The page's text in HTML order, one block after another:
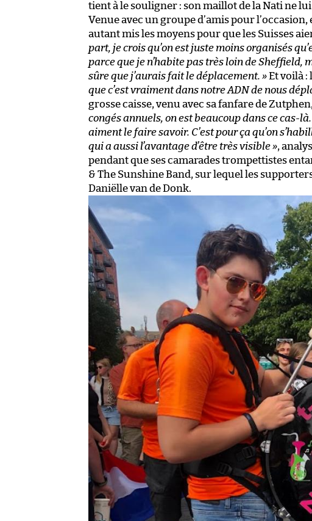
tient à le souligner : son maillot de la Nati ne
Venue avec un groupe d’amis pour
autant mis les moyens pour que les Suisses
part, je crois qu’on est juste moins organisés
parce que je n’habite pas très loin de Sheffield,
sûre que j’aurais fait le déplacement. »Et voilà :
que c’est vraiment dans notre ADN de nous
grosse caisse, venu avec sa fanfare de
congés annuels, on est beaucoup dans ce cas-
aiment le faire savoir. C’est pour ça qu’on
qui a aussi l’avantage d’être très visible »,
pendant que ses camarades trompettistes
& The Sunshine Band, sur lequel les
Daniëlle van de Donk.